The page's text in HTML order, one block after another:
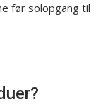
før solopgang til